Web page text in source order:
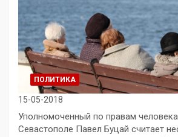
ПОЛИТИКА
15-05-2018
Уполномоченный по правам
Севастополе Павел Буцай считает